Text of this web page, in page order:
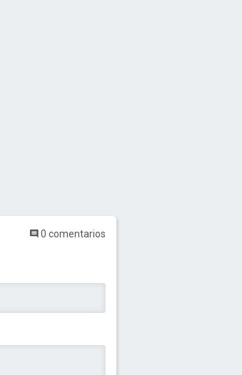
0 comentarios